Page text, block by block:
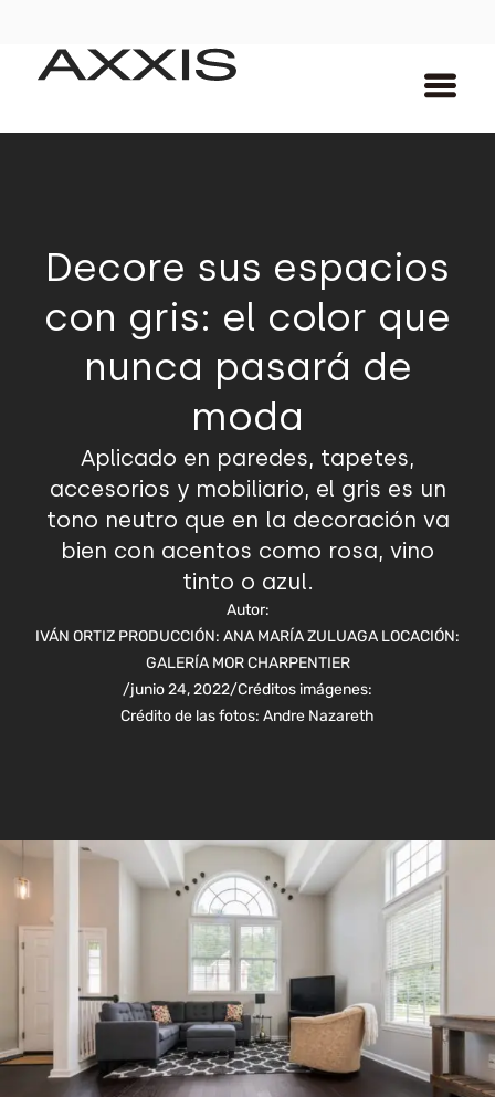
Decore sus espacios
con gris: el color que
nunca pasará de
moda
Aplicado en paredes, tapetes,
accesorios y mobiliario, el gris es un
tono neutro que en la decoración va
bien con acentos como rosa, vino
tinto o azul.
Autor:
IVÁN ORTIZ PRODUCCIÓN: ANA MARÍA ZULUAGA LOCACIÓN:
GALERÍA MOR CHARPENTIER
/junio 24, 2022/Créditos imágenes:
Crédito de las fotos: Andre Nazareth